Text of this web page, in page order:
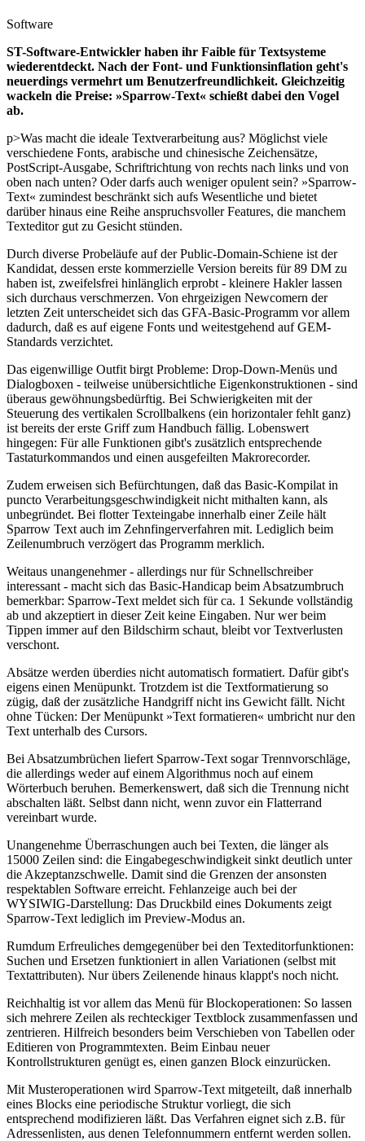
Software
ST-Software-Entwickler haben ihr Faible für Textsysteme
wiederentdeckt. Nach der Font- und Funktionsinflation geht's
neuerdings vermehrt um Benutzerfreundlichkeit. Gleichzeitig
wackeln die Preise: »Sparrow-Text« schießt dabei den Vogel
ab.
p>Was macht die ideale Textverarbeitung aus? Möglichst viele
verschiedene Fonts, arabische und chinesische Zeichensätze,
PostScript-Ausgabe, Schriftrichtung von rechts nach links und von
oben nach unten? Oder darfs auch weniger opulent sein? »Sparrow-
Text« zumindest beschränkt sich aufs Wesentliche und bietet
darüber hinaus eine Reihe anspruchsvoller Features, die manchem
Texteditor gut zu Gesicht stünden.
Durch diverse Probeläufe auf der Public-Domain-Schiene ist der
Kandidat, dessen erste kommerzielle Version bereits für 89 DM zu
haben ist, zweifelsfrei hinlänglich erprobt - kleinere Hakler lassen
sich durchaus verschmerzen. Von ehrgeizigen Newcomern der
letzten Zeit unterscheidet sich das GFA-Basic-Programm vor allem
dadurch, daß es auf eigene Fonts und weitestgehend auf GEM-
Standards verzichtet.
Das eigenwillige Outfit birgt Probleme: Drop-Down-Menüs und
Dialogboxen - teilweise unübersichtliche Eigenkonstruktionen - sind
überaus gewöhnungsbedürftig. Bei Schwierigkeiten mit der
Steuerung des vertikalen Scrollbalkens (ein horizontaler fehlt ganz)
ist bereits der erste Griff zum Handbuch fällig. Lobenswert
hingegen: Für alle Funktionen gibt's zusätzlich entsprechende
Tastaturkommandos und einen ausgefeilten Makrorecorder.
Zudem erweisen sich Befürchtungen, daß das Basic-Kompilat in
puncto Verarbeitungsgeschwindigkeit nicht mithalten kann, als
unbegründet. Bei flotter Texteingabe innerhalb einer Zeile hält
Sparrow Text auch im Zehnfingerverfahren mit. Lediglich beim
Zeilenumbruch verzögert das Programm merklich.
Weitaus unangenehmer - allerdings nur für Schnellschreiber
interessant - macht sich das Basic-Handicap beim Absatzumbruch
bemerkbar: Sparrow-Text meldet sich für ca. 1 Sekunde vollständig
ab und akzeptiert in dieser Zeit keine Eingaben. Nur wer beim
Tippen immer auf den Bildschirm schaut, bleibt vor Textverlusten
verschont.
Absätze werden überdies nicht automatisch formatiert. Dafür gibt's
eigens einen Menüpunkt. Trotzdem ist die Textformatierung so
zügig, daß der zusätzliche Handgriff nicht ins Gewicht fällt. Nicht
ohne Tücken: Der Menüpunkt »Text formatieren« umbricht nur den
Text unterhalb des Cursors.
Bei Absatzumbrüchen liefert Sparrow-Text sogar Trennvorschläge,
die allerdings weder auf einem Algorithmus noch auf einem
Wörterbuch beruhen. Bemerkenswert, daß sich die Trennung nicht
abschalten läßt. Selbst dann nicht, wenn zuvor ein Flatterrand
vereinbart wurde.
Unangenehme Überraschungen auch bei Texten, die länger als
15000 Zeilen sind: die Eingabegeschwindigkeit sinkt deutlich unter
die Akzeptanzschwelle. Damit sind die Grenzen der ansonsten
respektablen Software erreicht. Fehlanzeige auch bei der
WYSIWIG-Darstellung: Das Druckbild eines Dokuments zeigt
Sparrow-Text lediglich im Preview-Modus an.
Rumdum Erfreuliches demgegenüber bei den Texteditorfunktionen:
Suchen und Ersetzen funktioniert in allen Variationen (selbst mit
Textattributen). Nur übers Zeilenende hinaus klappt's noch nicht.
Reichhaltig ist vor allem das Menü für Blockoperationen: So lassen
sich mehrere Zeilen als rechteckiger Textblock zusammenfassen und
zentrieren. Hilfreich besonders beim Verschieben von Tabellen oder
Editieren von Programmtexten. Beim Einbau neuer
Kontrollstrukturen genügt es, einen ganzen Block einzurücken.
Mit Musteroperationen wird Sparrow-Text mitgeteilt, daß innerhalb
eines Blocks eine periodische Struktur vorliegt, die sich
entsprechend modifizieren läßt. Das Verfahren eignet sich z.B. für
Adressenlisten, aus denen Telefonnummern entfernt werden sollen.